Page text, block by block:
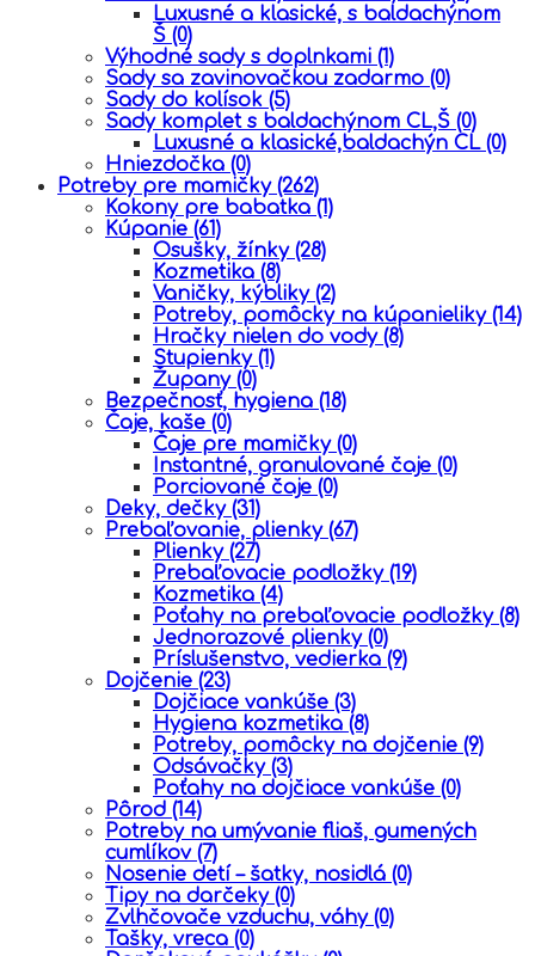
Luxusné a klasické, s baldachýnom
Š (0)
Výhodné sady s doplnkami (1)
Sady sa zavinovačkou zadarmo (0)
Sady do kolísok (5)
Sady komplet s baldachýnom CL,Š (0)
Luxusné a klasické,baldachýn CL (0)
Hniezdočka (0)
Potreby pre mamičky (262)
Kokony pre babatka (1)
Kúpanie (61)
Osušky, žínky (28)
Kozmetika (8)
Vaničky, kýbliky (2)
Potreby, pomôcky na kúpanieliky (14)
Hračky nielen do vody (8)
Stupienky (1)
Župany (0)
Bezpečnosť, hygiena (18)
Čaje, kaše (0)
Čaje pre mamičky (0)
Instantné, granulované čaje (0)
Porciované čaje (0)
Deky, dečky (31)
Prebaľovanie, plienky (67)
Plienky (27)
Prebaľovacie podložky (19)
Kozmetika (4)
Poťahy na prebaľovacie podložky (8)
Jednorazové plienky (0)
Príslušenstvo, vedierka (9)
Dojčenie (23)
Dojčiace vankúše (3)
Hygiena kozmetika (8)
Potreby, pomôcky na dojčenie (9)
Odsávačky (3)
Poťahy na dojčiace vankúše (0)
Pôrod (14)
Potreby na umývanie fliaš, gumených
cumlíkov (7)
Nosenie detí – šatky, nosidlá (0)
Tipy na darčeky (0)
Zvlhčovače vzduchu, váhy (0)
Tašky, vreca (0)